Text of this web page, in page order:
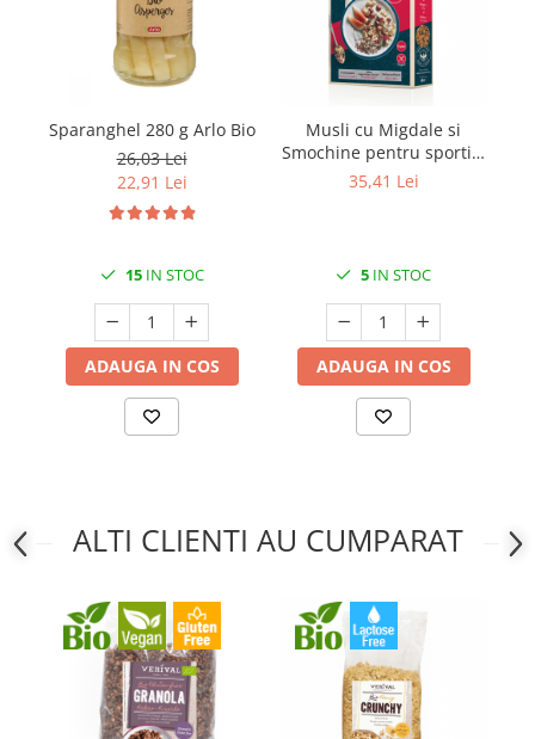
Sparanghel 280 g Arlo Bio
26,03 Lei
22,91 Lei
15IN STOC
ADAUGA IN COS
Musli cu Migdale si
Smochine pentru sportivi
300gr Verival Bio
35,41 Lei
5 IN STOC
ADAUGA IN COS
ALTI CLIENTI AU CUMPARAT